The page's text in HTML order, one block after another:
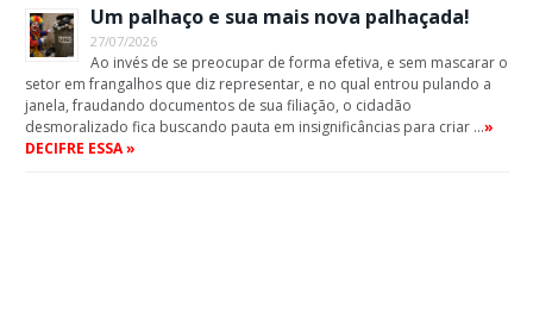
Um palhaço e sua mais nova palhaçada!
27/07/2026
Ao invés de se preocupar de forma efetiva, e sem mascarar o
setor em frangalhos que diz representar, e no qual entrou pulando a
janela, fraudando documentos de sua filiação, o cidadão
desmoralizado fica buscando pauta em insignificâncias para criar …»
DECIFRE ESSA »